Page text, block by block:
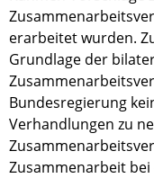
erarbeitet wurden.
Grundlage der
Bundesregierung
Verhandlungen zu
Zusammenarbeit